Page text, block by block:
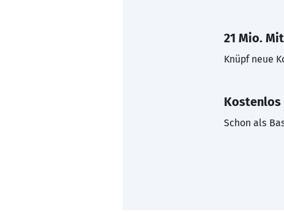
21 Mio.
Knüpf neue
Schon als